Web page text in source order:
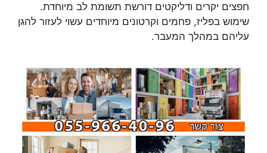
חפצים יקרים ודליקטים דורשת תשומת לב מיוחדת.
שימוש בפליז, פחמים וקרטונים מיוחדים עשוי לעזור להגן
עליהם במהלך המעבר.